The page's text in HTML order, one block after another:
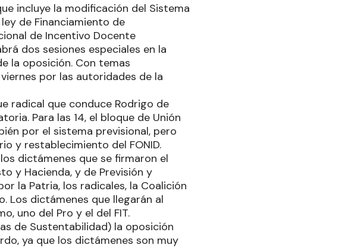
incluye la modificación del Sistema
de Financiamiento de
de Incentivo Docente
dos sesiones especiales en la
la oposición. Con temas
por las autoridades de la
radical que conduce Rodrigo de
Para las 14, el bloque de Unión
por el sistema previsional, pero
y restablecimiento del FONID.
dictámenes que se firmaron el
y Hacienda, y de Previsión y
la Patria, los radicales, la Coalición
Los dictámenes que llegarán al
uno del Pro y el del FIT.
de Sustentabilidad) la oposición
ya que los dictámenes son muy